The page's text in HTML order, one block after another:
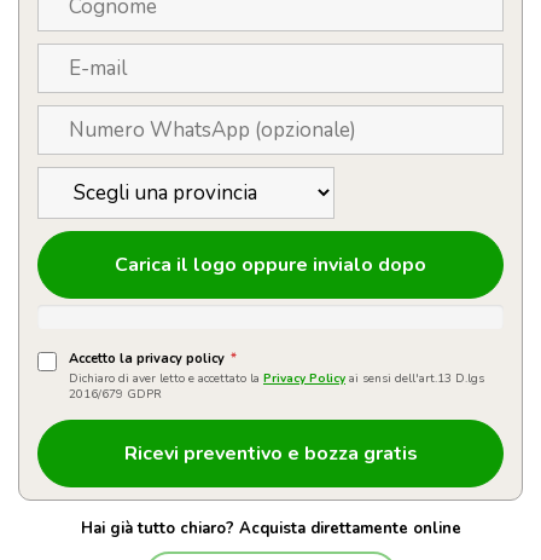
Carica il logo oppure invialo dopo
Accetto la privacy policy *
Dichiaro di aver letto e accettato la Privacy Policy ai sensi dell'art.13 D.lgs
2016/679 GDPR
Hai già tutto chiaro? Acquista direttamente online